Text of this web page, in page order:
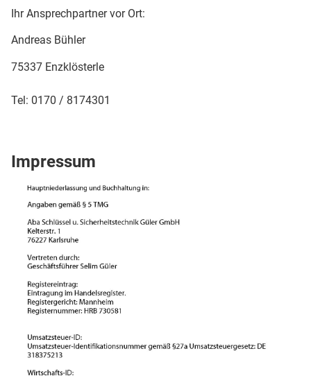
Ihr Ansprechpartner vor Ort:
Andreas Bühler
75337 Enzklösterle
Tel: 0170 / 8174301
Impressum